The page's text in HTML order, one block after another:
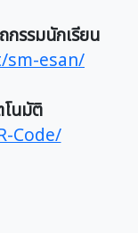
รรมนักเรียน
sm-esan/
โนมัติ
Code/